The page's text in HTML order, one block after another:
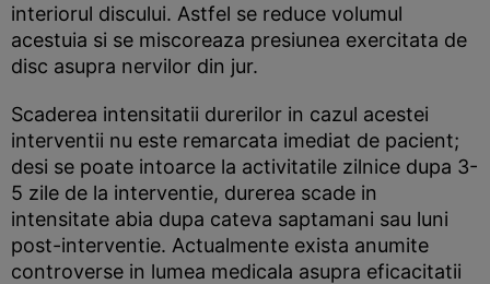
interiorul discului. Astfel se reduce volumul
acestuia si se miscoreaza presiunea exercitata de
disc asupra nervilor din jur.
Scaderea intensitatii durerilor in cazul acestei
interventii nu este remarcata imediat de pacient;
desi se poate intoarce la activitatile zilnice dupa 3-
5 zile de la interventie, durerea scade in
intensitate abia dupa cateva saptamani sau luni
post-interventie. Actualmente exista anumite
controverse in lumea medicala asupra eficacitatii